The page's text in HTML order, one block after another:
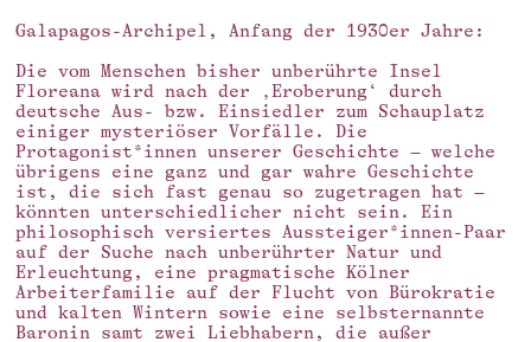
Galapagos-Archipel, Anfang der 1930er Jahre:
Die vom Menschen bisher unberührte Insel
Floreana wird nach der ‚Eroberung‘ durch
deutsche Aus- bzw. Einsiedler zum Schauplatz
einiger mysteriöser Vorfälle. Die
Protagonist*innen unserer Geschichte – welche
übrigens eine ganz und gar wahre Geschichte
ist, die sich fast genau so zugetragen hat –
könnten unterschiedlicher nicht sein. Ein
philosophisch versiertes Aussteiger*innen-Paar
auf der Suche nach unberührter Natur und
Erleuchtung, eine pragmatische Kölner
Arbeiterfamilie auf der Flucht von Bürokratie
und kalten Wintern sowie eine selbsternannte
Baronin samt zwei Liebhabern, die außer